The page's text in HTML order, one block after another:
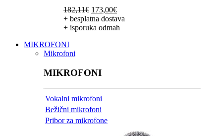
182,11€ Izvorna
cijena
bila
173,00€Trenutna
cijena
je:
+ besplatna dostava
+ isporuka odmah
MIKROFONI
Mikrofoni
MIKROFONI
Vokalni mikrofoni
Bežični mikrofoni
Pribor za mikrofone